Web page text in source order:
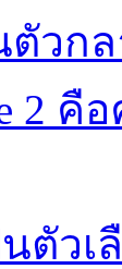
วก
2
ตัว